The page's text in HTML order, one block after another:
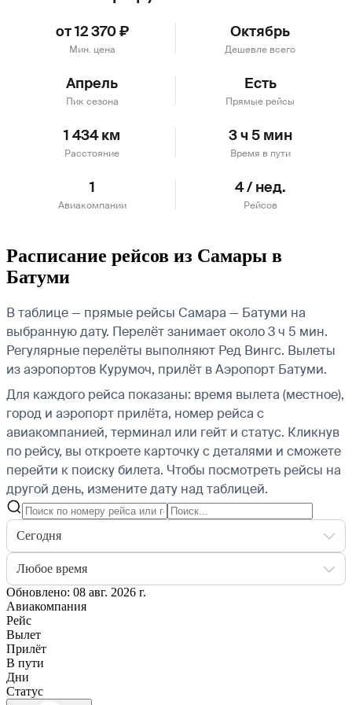
от 12 370 ₽
Мин. цена
Октябрь
Дешевле всего
Апрель
Пик сезона
Есть
Прямые рейсы
1 434 км
Расстояние
3 ч 5 мин
Время в пути
1
Авиакомпании
4 / нед.
Рейсов
Расписание рейсов из Самары в
Батуми
В таблице — прямые рейсы Самара — Батуми на
выбранную дату. Перелёт занимает около 3 ч 5 мин.
Регулярные перелёты выполняют Ред Вингс. Вылеты
из аэропортов Курумоч, прилёт в Аэропорт Батуми.
Для каждого рейса показаны: время вылета (местное),
город и аэропорт прилёта, номер рейса с
авиакомпанией, терминал или гейт и статус. Кликнув
по рейсу, вы откроете карточку с деталями и сможете
перейти к поиску билета. Чтобы посмотреть рейсы на
другой день, измените дату над таблицей.
Сегодня
Любое время
Обновлено: 08 авг. 2026 г.
Авиакомпания
Рейс
Вылет
Прилёт
В пути
Дни
Статус